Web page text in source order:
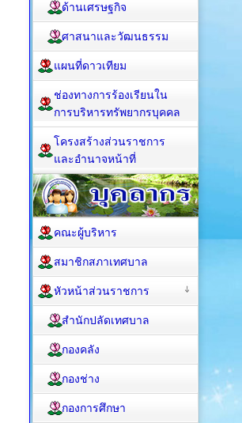
ด้านเศรษฐกิจ
ศาสนาและวัฒนธรรม
แผนที่ดาวเทียม
ช่องทางการร้องเรียนใน
การบริหารทรัพยากรบุคคล
โครงสร้างส่วนราชการ
และอำนาจหน้าที่
คณะผู้บริหาร
สมาชิกสภาเทศบาล
หัวหน้าส่วนราชการ
สำนักปลัดเทศบาล
กองคลัง
กองช่าง
กองการศึกษา